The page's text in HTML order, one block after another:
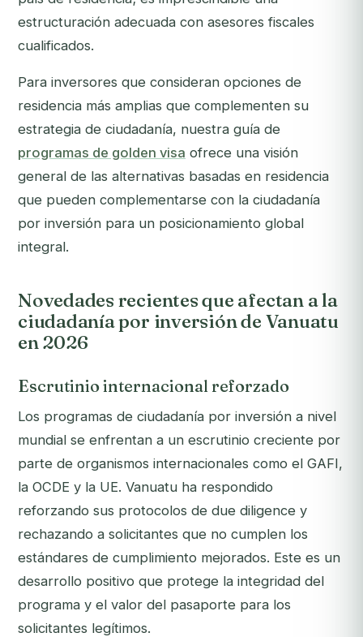
estructuración adecuada con asesores fiscales
cualificados.
Para inversores que consideran opciones de
residencia más amplias que complementen su
estrategia de ciudadanía, nuestra guía de
programas de golden visa ofrece una visión
general de las alternativas basadas en residencia
que pueden complementarse con la ciudadanía
por inversión para un posicionamiento global
integral.
Novedades recientes que afectan a la
ciudadanía por inversión de Vanuatu
en 2026
Escrutinio internacional reforzado
Los programas de ciudadanía por inversión a nivel
mundial se enfrentan a un escrutinio creciente por
parte de organismos internacionales como el GAFI,
la OCDE y la UE. Vanuatu ha respondido
reforzando sus protocolos de due diligence y
rechazando a solicitantes que no cumplen los
estándares de cumplimiento mejorados. Este es un
desarrollo positivo que protege la integridad del
programa y el valor del pasaporte para los
solicitantes legítimos.